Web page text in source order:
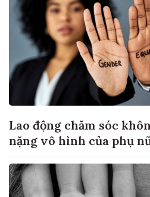
Lao động chăm sóc
nặng vô hình của phụ